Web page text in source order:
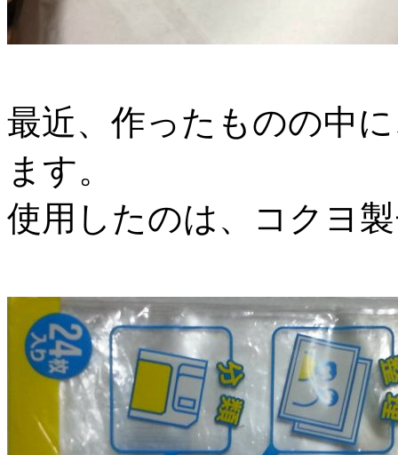
最近、作ったものの中
ます。
使用したのは、コクヨ